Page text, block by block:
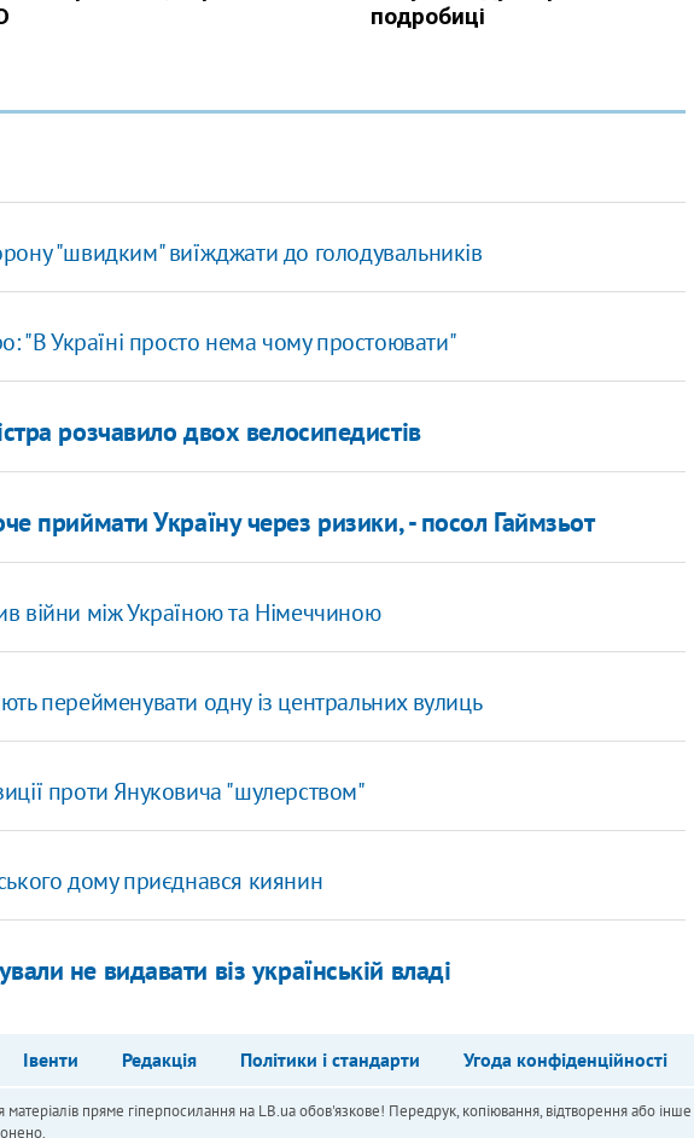
"швидким" виїжджати до голодувальників
"В Україні просто нема чому простоювати"
розчавило двох велосипедистів
приймати Україну через ризики, - посол Гаймзьот
війни між Україною та Німеччиною
перейменувати одну із центральних вулиць
проти Януковича "шулерством"
дому приєднався киянин
не видавати віз українській владі
Івенти Редакція Політики і стандарти Угода конфіденційності
матеріалів пряме гіперпосилання на LB.ua обов'язкове! Передрук, копіювання, відтворення або